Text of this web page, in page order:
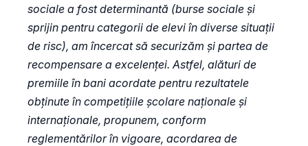
sociale a fost determinantă (burse sociale și
sprijin pentru categorii de elevi în diverse situații
de risc), am încercat să securizăm și partea de
recompensare a excelenței. Astfel, alături de
premiile în bani acordate pentru rezultatele
obținute în competițiile școlare naționale și
internaționale, propunem, conform
reglementărilor în vigoare, acordarea de